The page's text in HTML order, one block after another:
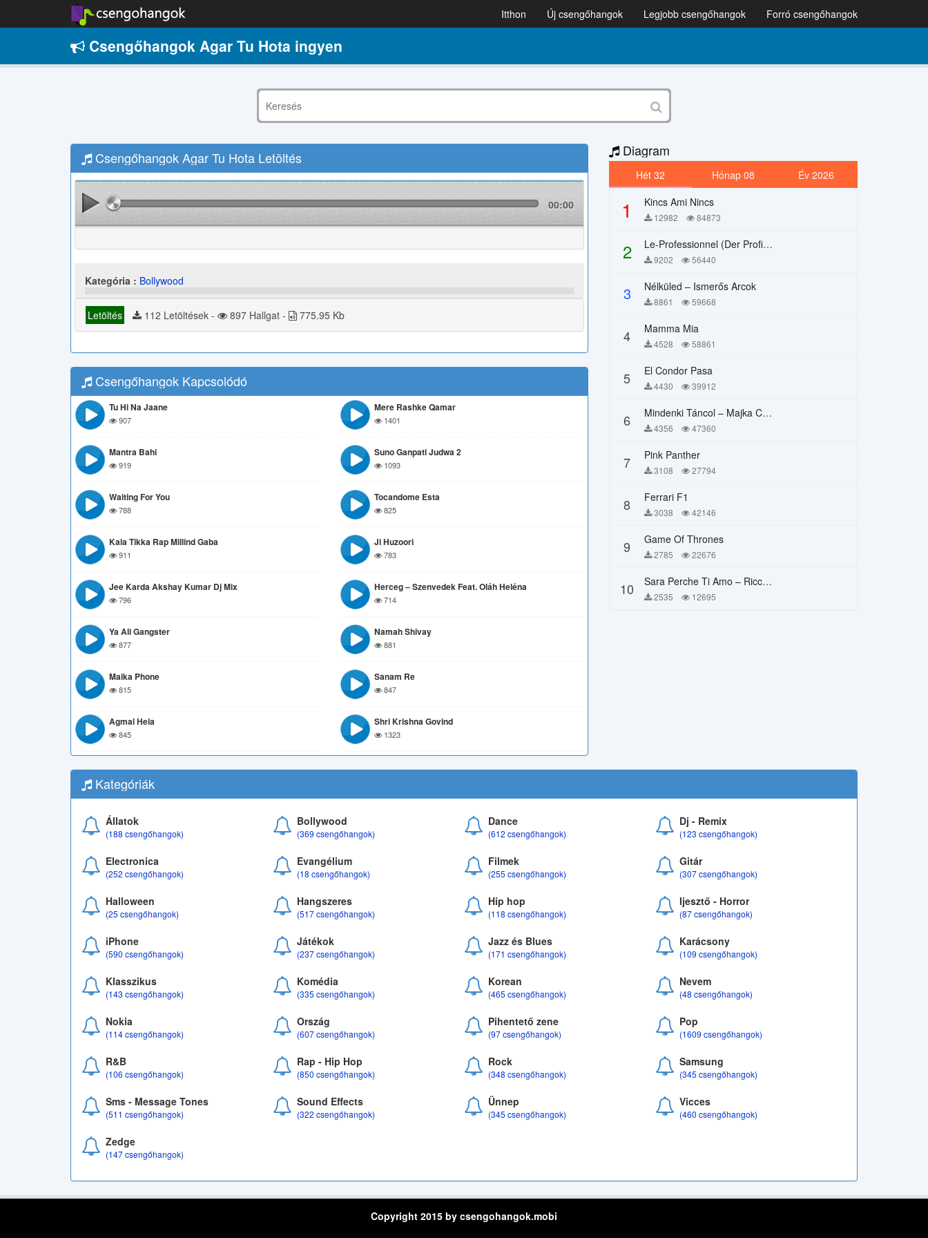
Itthon Új csengőhangok Legjobb csengőhangok Forró csengőhangok
Csengőhangok Agar Tu Hota ingyen
Csengőhangok Agar Tu Hota Letöltés
00:00
Kategória : Bollywood
Letöltés 112 Letöltések - 897 Hallgat - 775.95 Kb
Csengőhangok Kapcsolódó
Tu Hi Na Jaane
907
Mere Rashke Qamar
1401
Mantra Bahi
919
Suno Ganpati Judwa 2
1093
Waiting For You
788
Tocandome Esta
825
Kala Tikka Rap Millind Gaba
911
Ji Huzoori
783
Jee Karda Akshay Kumar Dj Mix
796
Herceg – Szenvedek Feat. Oláh Heléna
714
Ya Ali Gangster
877
Namah Shivay
881
Maika Phone
815
Sanam Re
847
Agmal Hela
845
Shri Krishna Govind
1323
Diagram
Hét 32 Hónap 08 Év 2026
1 Kincs Ami Nincs
12982 84873
2 Le-Professionnel (Der Profi) – Chi Mai
9202 56440
3 Nélküled – Ismerős Arcok
8861 59668
4 Mamma Mia
4528 58861
5 El Condor Pasa
4430 39912
6 Mindenki Táncol – Majka Curtis, Péter Majoros
4356 47360
7 Pink Panther
3108 27794
8 Ferrari F1
3038 42146
9 Game Of Thrones
2785 22676
10 Sara Perche Ti Amo – Ricchi E Poveri
2535 12695
Kategóriák
Állatok
(188 csengőhangok)
Bollywood
(369 csengőhangok)
Dance
(612 csengőhangok)
Dj - Remix
(123 csengőhangok)
Electronica
(252 csengőhangok)
Evangélium
(18 csengőhangok)
Filmek
(255 csengőhangok)
Gitár
(307 csengőhangok)
Halloween
(25 csengőhangok)
Hangszeres
(517 csengőhangok)
Hip hop
(118 csengőhangok)
Ijesztő - Horror
(87 csengőhangok)
iPhone
(590 csengőhangok)
Játékok
(237 csengőhangok)
Jazz és Blues
(171 csengőhangok)
Karácsony
(109 csengőhangok)
Klasszikus
(143 csengőhangok)
Komédia
(335 csengőhangok)
Korean
(465 csengőhangok)
Nevem
(48 csengőhangok)
Nokia
(114 csengőhangok)
Ország
(607 csengőhangok)
Pihentető zene
(97 csengőhangok)
Pop
(1609 csengőhangok)
R&B
(106 csengőhangok)
Rap - Hip Hop
(850 csengőhangok)
Rock
(348 csengőhangok)
Samsung
(345 csengőhangok)
Sms - Message Tones
(511 csengőhangok)
Sound Effects
(322 csengőhangok)
Ünnep
(345 csengőhangok)
Vicces
(460 csengőhangok)
Zedge
(147 csengőhangok)
Copyright 2015 by csengohangok.mobi